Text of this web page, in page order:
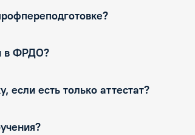
в ФРДО?
если есть только аттестат?